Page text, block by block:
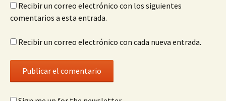
Recibir un correo electrónico con los siguientes
comentarios a esta entrada.
Recibir un correo electrónico con cada nueva entrada.